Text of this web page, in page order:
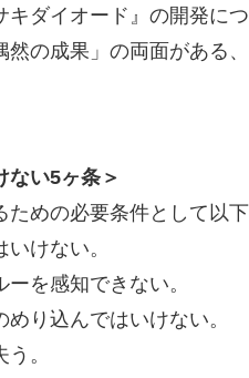
ダイオード』の開発に
の成果」の両面がある、
ない5ヶ条＞
めの必要条件として以下
けない。
を感知できない。
り込んではいけない。
。